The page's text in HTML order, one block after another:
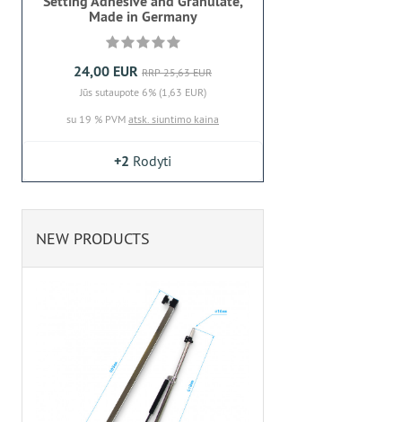
Made in Germany
24,00 EUR RRP 25,63 EUR
Jūs sutaupote 6% (1,63 EUR)
su 19 % PVM atsk. siuntimo kaina
+2 Rodyti
NEW PRODUCTS